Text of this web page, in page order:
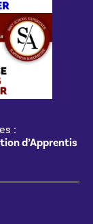
:
d’Apprentis